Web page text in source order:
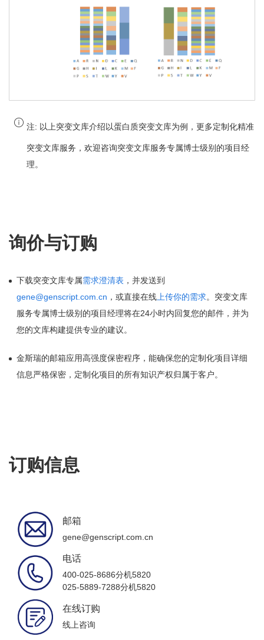
注: 以上突变文库介绍以蛋白质突变文库为例，更多定制化精准
突变文库服务，欢迎咨询突变文库服务专属博士级别的项目经
理。
询价与订购
下载突变文库专属需求澄清表 ，并发送到
gene@genscript.com.cn ，或直接在线 上传你的需求。突变文库
服务专属博士级别的项目经理将在24小时内回复您的邮件，并为
您的文库构建提供专业的建议。
金斯瑞的邮箱应用高强度保密程序，能确保您的定制化项目详细
信息严格保密，定制化项目的所有知识产权归属于客户。
订购信息
邮箱
gene@genscript.com.cn
电话
400-025-8686分机5820
025-5889-7288分机5820
在线订购
线上咨询